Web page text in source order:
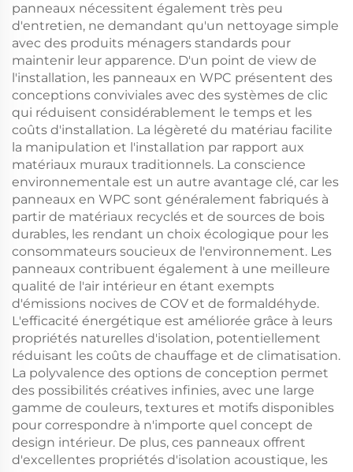
panneaux nécessitent également très peu
d'entretien, ne demandant qu'un nettoyage simple
avec des produits ménagers standards pour
maintenir leur apparence. D'un point de view de
l'installation, les panneaux en WPC présentent des
conceptions conviviales avec des systèmes de clic
qui réduisent considérablement le temps et les
coûts d'installation. La légèreté du matériau facilite
la manipulation et l'installation par rapport aux
matériaux muraux traditionnels. La conscience
environnementale est un autre avantage clé, car les
panneaux en WPC sont généralement fabriqués à
partir de matériaux recyclés et de sources de bois
durables, les rendant un choix écologique pour les
consommateurs soucieux de l'environnement. Les
panneaux contribuent également à une meilleure
qualité de l'air intérieur en étant exempts
d'émissions nocives de COV et de formaldéhyde.
L'efficacité énergétique est améliorée grâce à leurs
propriétés naturelles d'isolation, potentiellement
réduisant les coûts de chauffage et de climatisation.
La polyvalence des options de conception permet
des possibilités créatives infinies, avec une large
gamme de couleurs, textures et motifs disponibles
pour correspondre à n'importe quel concept de
design intérieur. De plus, ces panneaux offrent
d'excellentes propriétés d'isolation acoustique, les